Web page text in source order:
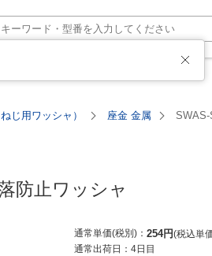
じ用ワッシャ） 座金 金属 SWAS-
防止ワッシャ
通常単価(税別) 254円 税込単
通常出荷日： 4日目